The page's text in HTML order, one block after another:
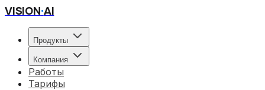
VISION·AI
Продукты
Компания
Работы
Тарифы